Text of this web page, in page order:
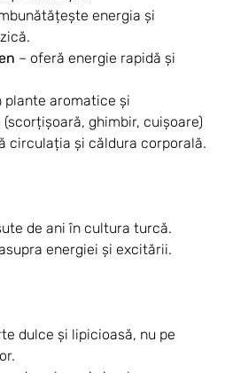
energia și
– oferă energie rapidă și
plante aromatice și
ghimbir, cuișoare)
circulația și căldura corporală.
de ani în cultura turcă.
energiei și excitării.
dulce și lipicioasă, nu pe